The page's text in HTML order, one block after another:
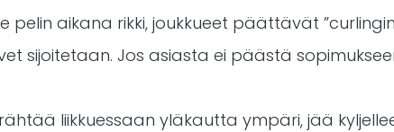
pelin aikana rikki, joukkueet päättävät
sijoitetaan. Jos asiasta ei päästä
liikkuessaan yläkautta ympäri, jää